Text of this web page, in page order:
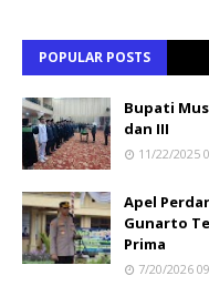
POPULAR POSTS
Bupati
dan III
11/22/2025
Apel
Gunarto
Prima
7/20/2026